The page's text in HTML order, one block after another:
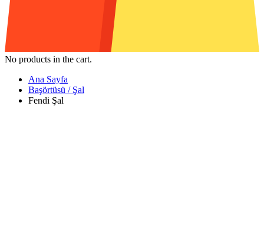
No products in the cart.
Ana Sayfa
Başörtüsü / Şal
Fendi Şal